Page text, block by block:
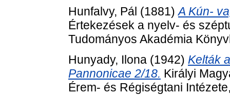
Hunfalvy, Pál (1881)A Kún-
Értekezések a nyelv- és
Tudományos Akadémia
Hunyady, Ilona (1942) Kelták
Pannonicae 2/18. Királyi
Érem- és Régiségtani